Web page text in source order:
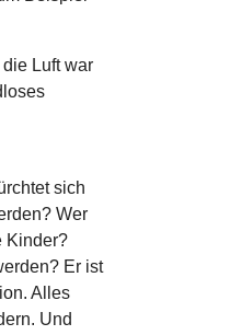
Luft war
sich
Wer
Kinder?
Er ist
Alles
Und